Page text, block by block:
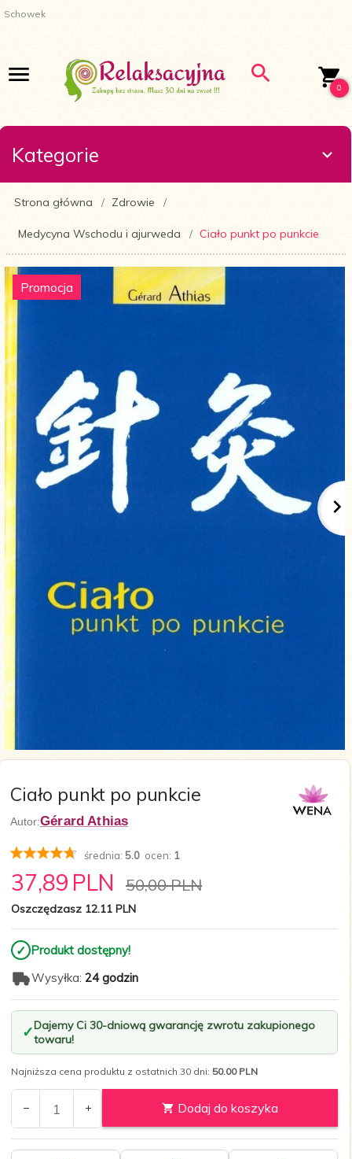
Schowek
0
Kategorie
Strona główna Zdrowie
Medycyna Wschodu i ajurweda Ciało punkt po punkcie
Promocja
Ciało punkt po punkcie
Autor:Gérard Athias
średnia: 5.0 ocen: 1
37,89 PLN 50,00 PLN
Oszczędzasz 12.11 PLN
✓ Produkt dostępny!
Wysyłka: 24 godzin
Dajemy Ci 30-dniową gwarancję zwrotu zakupionego
towaru!
Najniższa cena produktu z ostatnich 30 dni: 50.00 PLN
Dodaj do koszyka